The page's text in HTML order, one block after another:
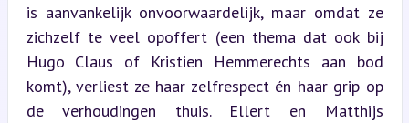
is aanvankelijk onvoorwaardelijk, maar omdat ze
zichzelf te veel opoffert (een thema dat ook bij
Hugo Claus of Kristien Hemmerechts aan bod
komt), verliest ze haar zelfrespect én haar grip op
de verhoudingen thuis. Ellert en Matthijs